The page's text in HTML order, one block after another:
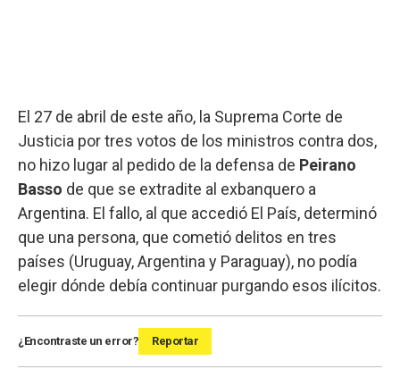
El 27 de abril de este año, la Suprema Corte de
Justicia por tres votos de los ministros contra dos,
no hizo lugar al pedido de la defensa de Peirano
Basso de que se extradite al exbanquero a
Argentina. El fallo, al que accedió El País, determinó
que una persona, que cometió delitos en tres
países (Uruguay, Argentina y Paraguay), no podía
elegir dónde debía continuar purgando esos ilícitos.
¿Encontraste un error? Reportar